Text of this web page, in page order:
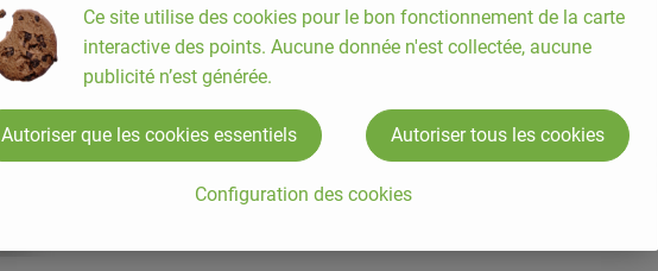
Ce site utilise des cookies pour le bon fonctionnement de la carte
interactive des points. Aucune donnée n'est collectée, aucune
publicité n’est générée.
Configuration des cookies
Autoriser que les cookies essentiels Autoriser tous les cookies